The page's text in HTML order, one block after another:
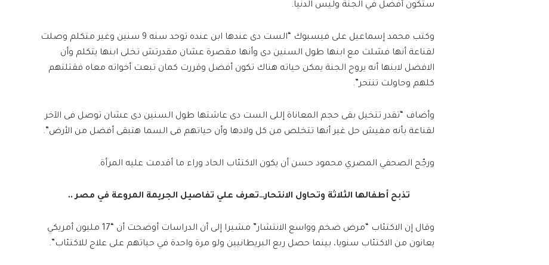
ستكون أفضل في الجنة وليس الدنيا.
وكتب محمد إسماعيل على فيسبوك “الست دى عندها ابن عنده توحد سنه 9 سنين وغير متكلم وصلت
لقناعة أنها فشلت مع ابنها طول السنين دى وأنها مقصرة عشان مقدرتش تخلى ابنها يتكلم وأن
الافضل لابنها أنه يروح الجنة يمكن حياته هناك تكون أفضل وقررت كمان تبعت أخواته معاه فقتلتهم
كلهم وحاولت تنتحر”.
وأضاف “تقدر تتخيل بقى حجم المعاناة إللى الست دى عاشتها طول السنين دى عشان توصل فى الآخر
لقناعة بأنه مفيش حل غير أنها تتخلص من كل ولادها وأن حياتهم فى السما هتبقى أفضل من الأرض”.
ورجّح الصحفي المصري محمود حسن أن يكون الاكتئاب الحاد وراء ما أقدمت عليه المرأة.
تذبح أطفالها الثلاثة وتحاول الانتحار…تعرف علي تفاصيل الجريمة المروعة في مصر ..
وقال إن الاكتئاب “مرض ضخم وواسع الانتشار” مشيرا إلى أن الدراسات أوضحت أن “17 مليون أمريكي
يعانون من الاكتئاب سنويا، بينما حصل ربع البريطانيين ولو مرة واحدة في حياتهم على علاج للاكتئاب”.